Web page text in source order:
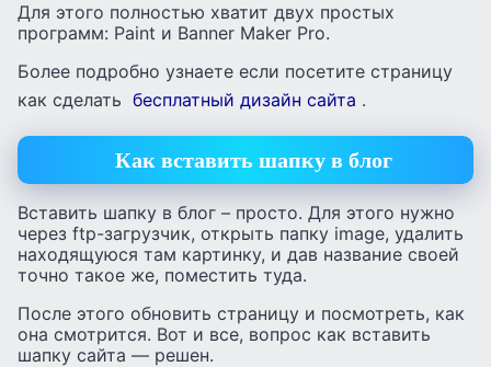
Для этого полностью хватит двух простых
программ: Paint и Banner Maker Pro.
Более подробно узнаете если посетите страницу
как сделать бесплатный дизайн сайта .
Как вставить шапку в блог
Вставить шапку в блог – просто. Для этого нужно
через ftp-загрузчик, открыть папку image, удалить
находящуюся там картинку, и дав название своей
точно такое же, поместить туда.
После этого обновить страницу и посмотреть, как
она смотрится. Вот и все, вопрос как вставить
шапку сайта — решен.